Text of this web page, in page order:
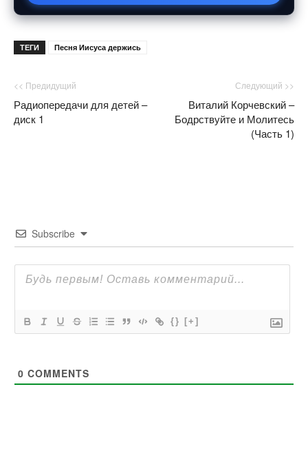
ТЕГИ Песня Иисуса держись
<< Предидущий
Радиопередачи для детей –
диск 1
Следующий >>
Виталий Корчевский –
Бодрствуйте и Молитесь
(Часть 1)
Subscribe
{} [+]
0 COMMENTS